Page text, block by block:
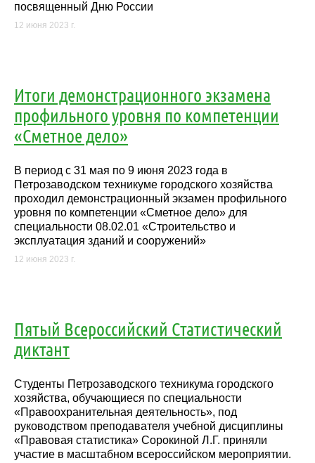
посвященный Дню России
12 июня 2023 г.
Итоги демонстрационного экзамена
профильного уровня по компетенции
«Сметное дело»
В период с 31 мая по 9 июня 2023 года в
Петрозаводском техникуме городского хозяйства
проходил демонстрационный экзамен профильного
уровня по компетенции «Сметное дело» для
специальности 08.02.01 «Строительство и
эксплуатация зданий и сооружений»
12 июня 2023 г.
Пятый Всероссийский Статистический
диктант
Студенты Петрозаводского техникума городского
хозяйства, обучающиеся по специальности
«Правоохранительная деятельность», под
руководством преподавателя учебной дисциплины
«Правовая статистика» Сорокиной Л.Г. приняли
участие в масштабном всероссийском мероприятии.